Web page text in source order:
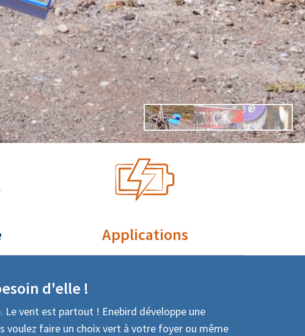
Applications
d'elle !
Le vent est partout ! Enebird développe une
voulez faire un choix vert à votre foyer ou même